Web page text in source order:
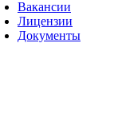
Вакансии
Лицензии
Документы